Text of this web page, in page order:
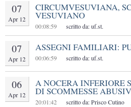
07
Apr 12
CIRCUMVESUVIANA,
VESUVIANO
00:08:59 scritto da: uf.st.
07
Apr 12
ASSEGNI FAMILIARI:
00:06:59 scritto da: uf.st.
06
Apr 12
A NOCERA INFERIORE
DI SCOMMESSE
20:01:42 scritto da: Prisco Cutino